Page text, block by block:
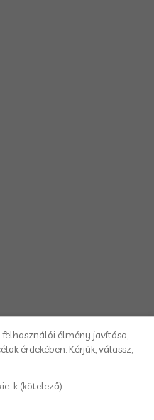
élmény javítása,
érdekében. Kérjük, válassz,
k (kötelező)